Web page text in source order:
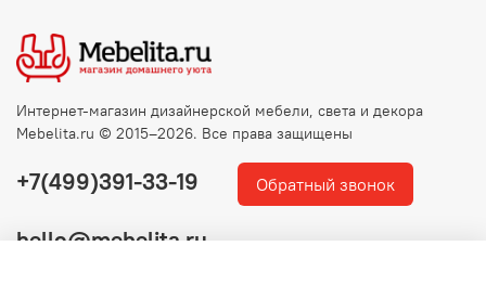
+7(499)391-33-19 Обратный звонок
hello@mebelita.ru
Интернет-магазин дизайнерской мебели, света и декора
Mebelita.ru © 2015–2026. Все права защищены